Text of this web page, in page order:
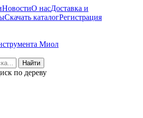
НовостиО насДоставка и
Скачать каталогРегистрация
по дереву